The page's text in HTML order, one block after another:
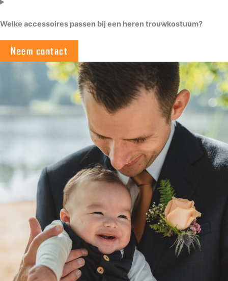
Welke accessoires passen bij een heren trouwkostuum?
Neem contact